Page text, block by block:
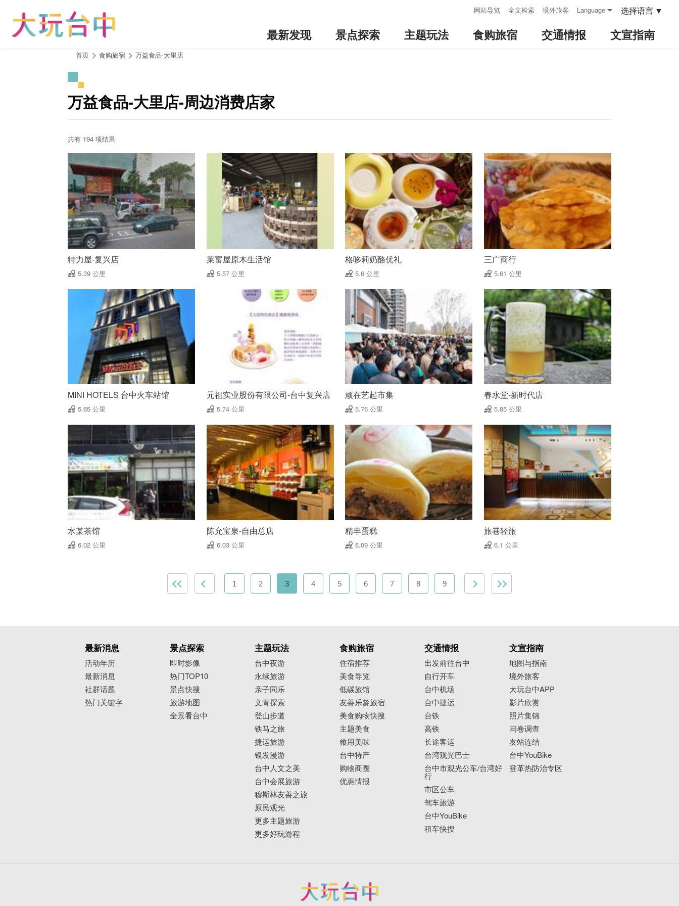
网站导览 全文检索 境外旅客 Language 选择语言 ▼
最新发现 景点探索 主题玩法 食购旅宿 交通情报 文宣指南
首页 食购旅宿 万益食品-大里店
万益食品-大里店-周边消费店家
共有 194 项结果
特力屋-复兴店
5.39 公里
莱富屋原木生活馆
5.57 公里
格哆莉奶酪优礼
5.6 公里
三广商行
5.61 公里
MINI HOTELS 台中火车站馆
5.65 公里
元祖实业股份有限公司-台中复兴店
5.74 公里
顽在艺起市集
5.76 公里
春水堂-新时代店
5.85 公里
水某茶馆
6.02 公里
陈允宝泉-自由总店
6.03 公里
精丰蛋糕
6.09 公里
旅巷轻旅
6.1 公里
1 2 3 4 5 6 7 8 9
最新消息
活动年历
最新消息
社群话题
热门关键字
景点探索
即时影像
热门TOP10
景点快搜
旅游地图
全景看台中
主题玩法
台中夜游
永续旅游
亲子同乐
文青探索
登山步道
铁马之旅
捷运旅游
银发漫游
台中人文之美
台中会展旅游
穆斯林友善之旅
原民观光
更多主题旅游
更多好玩游程
食购旅宿
住宿推荐
美食导览
低碳旅馆
友善乐龄旅宿
美食购物快搜
主题美食
飨用美味
台中特产
购物商圈
优惠情报
交通情报
出发前往台中
自行开车
台中机场
台中捷运
台铁
高铁
长途客运
台湾观光巴士
台中市观光公车/台湾好
行
市区公车
驾车旅游
台中YouBike
租车快搜
文宣指南
地图与指南
境外旅客
大玩台中APP
影片欣赏
照片集锦
问卷调查
友站连结
台中YouBike
登革热防治专区